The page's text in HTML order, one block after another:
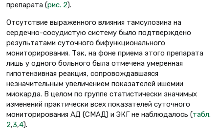
препарата (рис. 2).
Отсутствие выраженного влияния тамсулозина на
сердечно-сосудистую систему было подтверждено
результатами суточного бифункционального
мониторирования. Так, на фоне приема этого препарата
лишь у одного больного была отмечена умеренная
гипотензивная реакция, сопровождавшаяся
незначительным увеличением показателей ишемии
миокарда. В целом по группе статистически значимых
изменений практически всех показателей суточного
мониторирования АД (СМАД) и ЭКГ не наблюдалось (табл.
2,3,4).